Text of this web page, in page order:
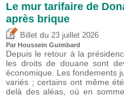
Le mur tarifaire de
après brique
Billet du 23 juillet 2026
Par Houssein Guimbard
Depuis le retour à la
les droits de douane sont
économique. Les fondements
variés ; certains ont même
delà des aléas, où en